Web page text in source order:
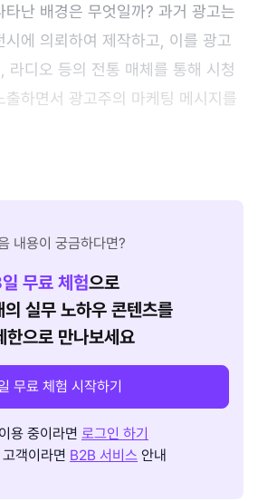
난 배경은 무엇일까? 과거 광고는
시에 의뢰하여 제작하고, 이를 광고
라디오 등의 전통 매체를 통해 시청
출하면서 광고주의 마케팅 메시지를
내용이 궁금하다면?
일 무료 체험으로
실무 노하우 콘텐츠를
한으로 만나보세요
무료 체험 시작하기
용 중이라면 로그인 하기
객이라면 B2B 서비스 안내